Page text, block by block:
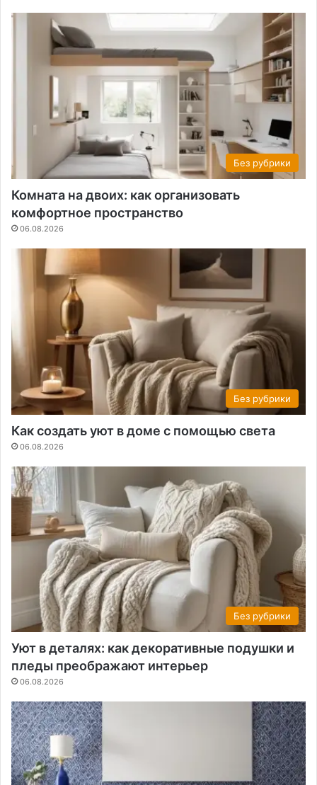
Без рубрики
Комната на двоих: как организовать
комфортное пространство
06.08.2026
Без рубрики
Как создать уют в доме с помощью света
06.08.2026
Без рубрики
Уют в деталях: как декоративные подушки и
пледы преображают интерьер
06.08.2026